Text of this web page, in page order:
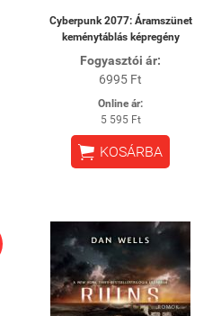
Cyberpunk 2077: Áramszünet
keménytáblás képregény
Fogyasztói ár:
6995 Ft
Online ár:
5 595 Ft
 KOSÁRBA